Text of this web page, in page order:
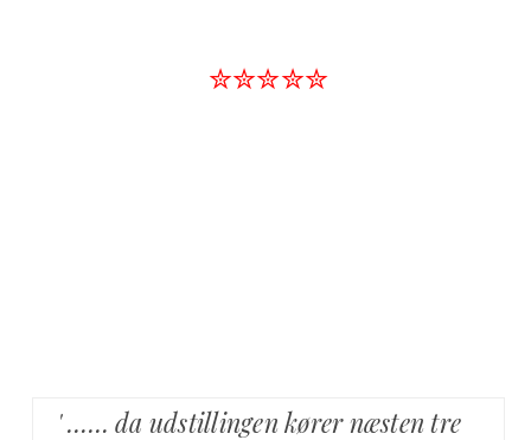
✮✮✮✮✮
' …… da udstillingen kører næsten tre